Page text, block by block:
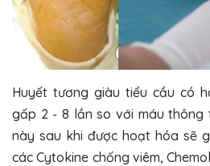
Huyết tương giàu tiểu cầu có
gấp 2 - 8 lần so với máu thông
này sau khi được hoạt hóa sẽ
các Cytokine chống viêm,